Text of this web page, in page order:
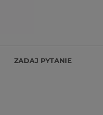
ZADAJ PYTANIE